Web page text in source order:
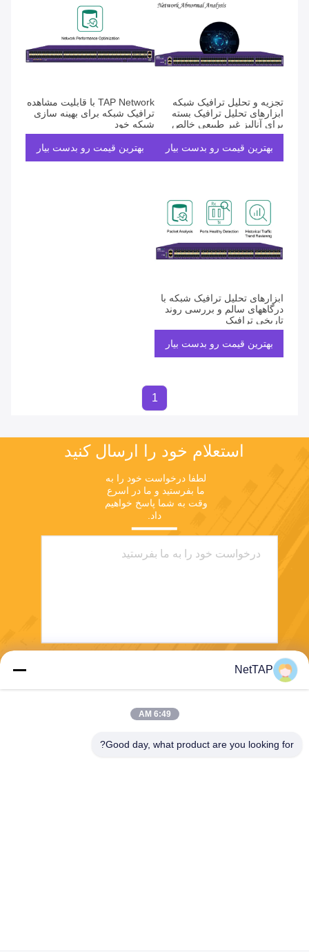
تجزیه و تحلیل ترافیک شبکه
ابزارهای تحلیل ترافیک بسته
برای آنالیز غیر طبیعی خالص
بهترین قیمت رو بدست بیار
TAP Network با قابلیت مشاهده
ترافیک شبکه برای بهینه سازی
شبکه خود
بهترین قیمت رو بدست بیار
ابزارهای تحلیل ترافیک شبکه با
درگاههای سالم و بررسی روند
تاریخی ترافیک
بهترین قیمت رو بدست بیار
1
استعلام خود را ارسال کنید
ما بفرستید و ما در اسرع
داد.
NetTAP
6:49 AM
Good day, what product are you looking for?